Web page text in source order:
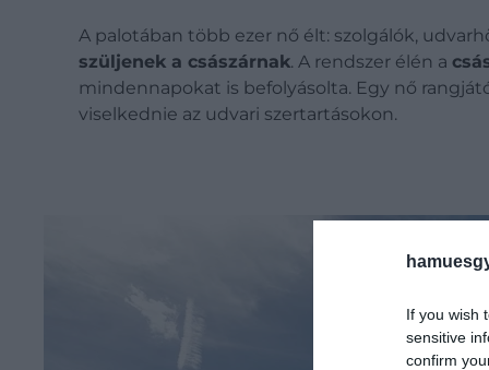
If you wish
sensitive
confirm
A palotában több ezer nő élt: szolgálók,
szüljenek a császárnak. A rendszer élén a
mindennapokat is befolyásolta. Egy nő
viselkednie az udvari szertartásokon.